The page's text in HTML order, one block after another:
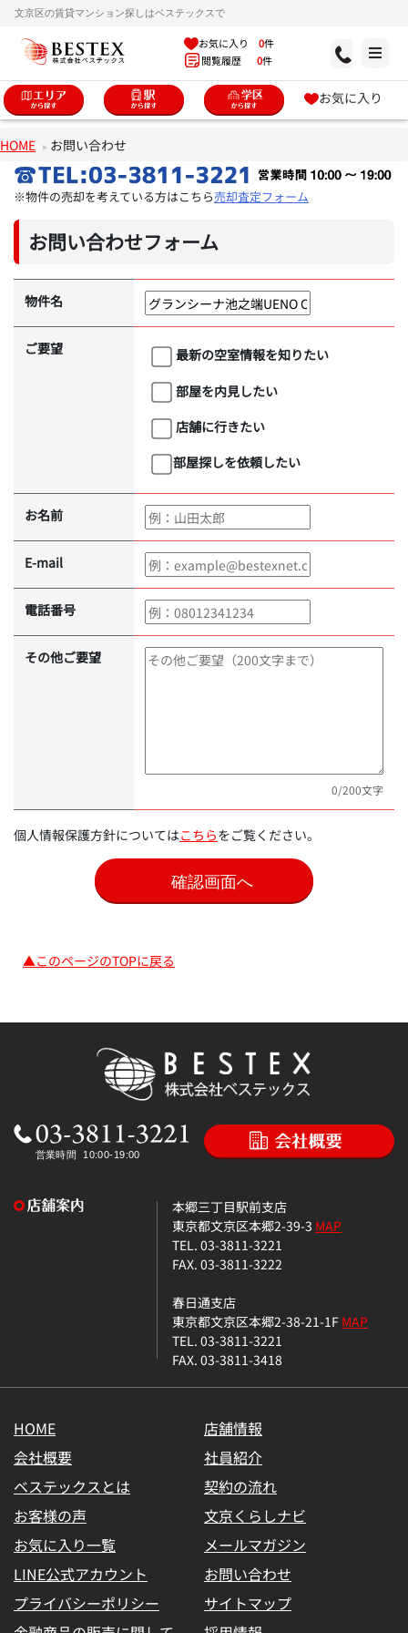
文京区の賃貸マンション探しはベステックスで
お気に入り 0件
閲覧履歴 0件
お気に入り
HOME お問い合わせ
※物件の売却を考えている方はこちら売却査定フォーム
お問い合わせフォーム
物件名
ご要望
最新の空室情報を知りたい
部屋を内見したい
店舗に行きたい
部屋探しを依頼したい
お名前
E-mail
電話番号
その他ご要望
0/200文字
個人情報保護方針についてはこちらをご覧ください。
▲このページのTOPに戻る
本郷三丁目駅前支店
東京都文京区本郷2-39-3 MAP
TEL. 03-3811-3221
FAX. 03-3811-3222
春日通支店
東京都文京区本郷2-38-21-1FMAP
TEL. 03-3811-3221
FAX. 03-3811-3418
HOME
店舗情報
会社概要
社員紹介
ベステックスとは
契約の流れ
お客様の声
文京くらしナビ
お気に入り一覧
メールマガジン
LINE公式アカウント
お問い合わせ
プライバシーポリシー
サイトマップ